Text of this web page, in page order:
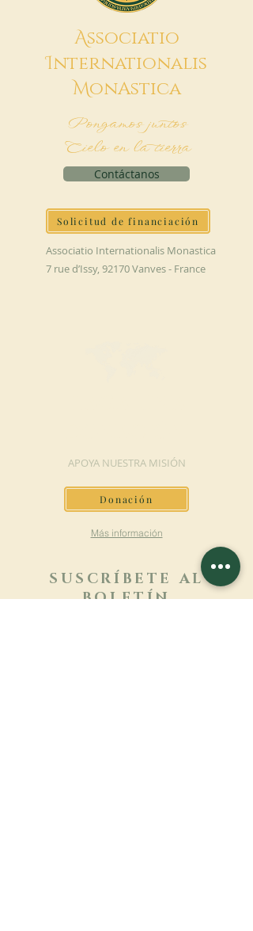
Associatio
Internationalis
MonAstica
Pongamos juntos
Cielo en la tierra
Contáctanos
Solicitud de financiación
Associatio Internationalis Monastica
7 rue d’Issy, 92170 Vanves - France
APOYA NUESTRA MISIÓN
Donación
Más información
SUSCRÍBETE AL
BOLETÍN